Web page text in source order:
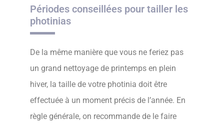
Périodes conseillées pour tailler les
photinias
De la même manière que vous ne feriez pas
un grand nettoyage de printemps en plein
hiver, la taille de votre photinia doit être
effectuée à un moment précis de l’année. En
règle générale, on recommande de le faire